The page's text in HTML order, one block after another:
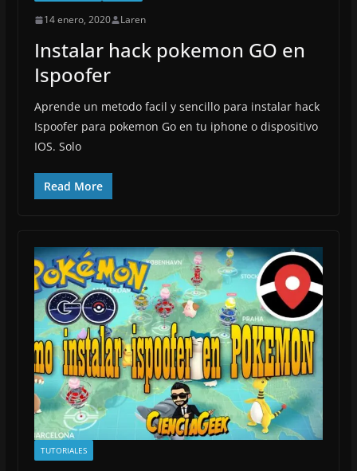
14 enero, 2020 Laren
Instalar hack pokemon GO en
Ispoofer
Aprende un metodo facil y sencillo para instalar hack
Ispoofer para pokemon Go en tu iphone o dispositivo
IOS. Solo
Read More
TUTORIALES